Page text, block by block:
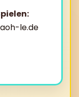
le.de